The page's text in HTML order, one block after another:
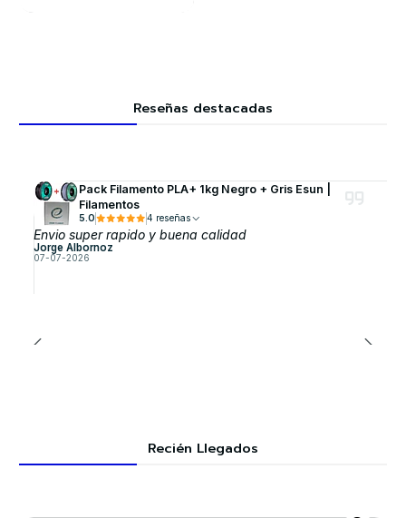
Reseñas destacadas
Pack Filamento PLA+ 1kg Negro + Gris Esun |
Filamentos
5.0 4 reseñas
Envio super rapido y buena calidad
Jorge Albornoz
07-07-2026
Recién Llegados